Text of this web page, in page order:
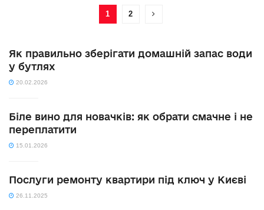
1 2
Як правильно зберігати домашній запас води
у бутлях
20.02.2026
Біле вино для новачків: як обрати смачне і не
переплатити
15.01.2026
Послуги ремонту квартири під ключ у Києві
26.11.2025